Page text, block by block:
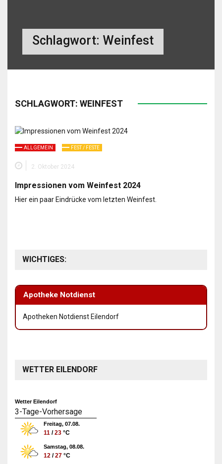
Schlagwort: Weinfest
SCHLAGWORT: WEINFEST
ALLGEMEIN FEST / FESTE
2. Oktober 2024
Impressionen vom Weinfest 2024
Hier ein paar Eindrücke vom letzten Weinfest.
WICHTIGES:
Apotheke Notdienst
Apotheken Notdienst Eilendorf
WETTER EILENDORF
Wetter Eilendorf
3-Tage-Vorhersage
Freitag, 07.08.
11 /23 °C
Samstag, 08.08.
12 /27 °C